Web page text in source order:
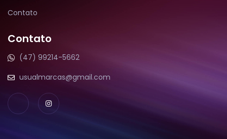
Contato
Contato
(47) 99214-5662
usualmarcas@gmail.com